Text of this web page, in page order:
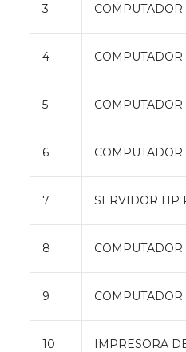
3 COMPUTADOR
4
5
6 COMPUTADOR
7 SERVIDOR HP
8 COMPUTADOR
9
10 IMPRESORA